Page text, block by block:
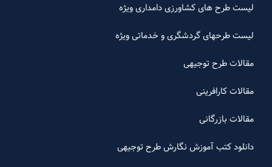
لیست طرح های کشاورزی دامداری ویژه
لیست طرحهای گردشگری و خدماتی ویژه
مقالات طرح توجیهی
مقالات کارافرینی
مقالات بازرگانی
دانلود کتب آموزش نگارش طرح توجیهی